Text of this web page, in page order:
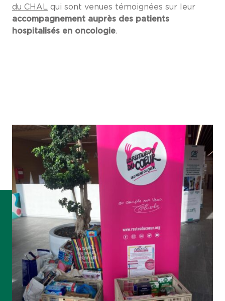
du CHAL qui sont venues témoignées sur leur
accompagnement auprès des patients
hospitalisés en oncologie.